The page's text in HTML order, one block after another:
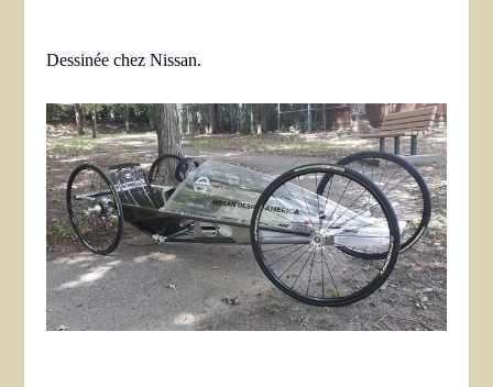
Dessinée chez Nissan.